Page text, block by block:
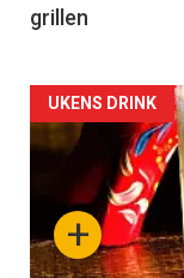
grillen
Forsiden
akkurat
nå
-
+
UKENS DRINK